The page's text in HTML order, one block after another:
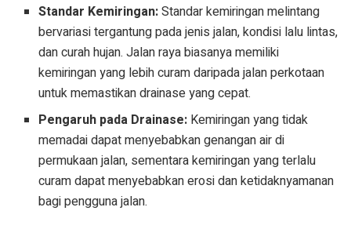
Standar Kemiringan:Standar kemiringan melintang
bervariasi tergantung pada jenis jalan, kondisi lalu lintas,
dan curah hujan. Jalan raya biasanya memiliki
kemiringan yang lebih curam daripada jalan perkotaan
untuk memastikan drainase yang cepat.
Pengaruh pada Drainase: Kemiringan yang tidak
memadai dapat menyebabkan genangan air di
permukaan jalan, sementara kemiringan yang terlalu
curam dapat menyebabkan erosi dan ketidaknyamanan
bagi pengguna jalan.